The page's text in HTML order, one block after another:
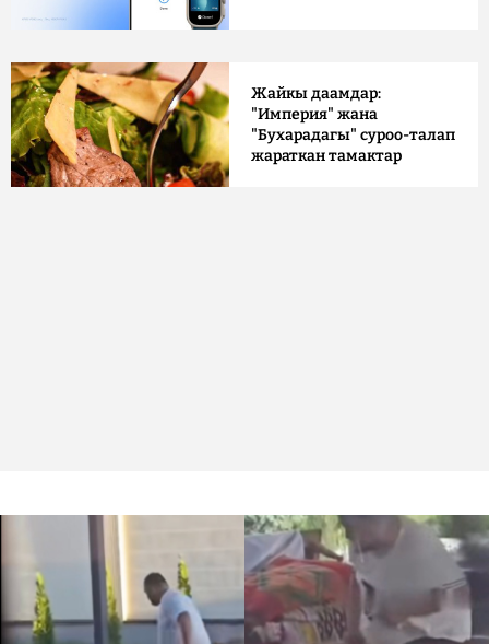
Жайкы даамдар:
"Империя" жана
"Бухарадагы" суроо-талап
жараткан тамактар